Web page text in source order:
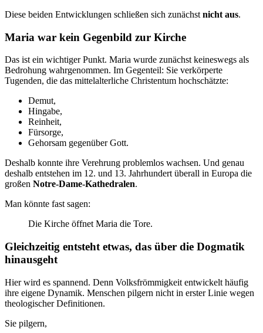
Diese beiden Entwicklungen schließen sich zunächst nicht aus.
Maria war kein Gegenbild zur Kirche
Das ist ein wichtiger Punkt. Maria wurde zunächst keineswegs als
Bedrohung wahrgenommen. Im Gegenteil: Sie verkörperte
Tugenden, die das mittelalterliche Christentum hochschätzte:
Demut,
Hingabe,
Reinheit,
Fürsorge,
Gehorsam gegenüber Gott.
Deshalb konnte ihre Verehrung problemlos wachsen. Und genau
deshalb entstehen im 12. und 13. Jahrhundert überall in Europa die
großen Notre-Dame-Kathedralen.
Man könnte fast sagen:
Die Kirche öffnet Maria die Tore.
Gleichzeitig entsteht etwas, das über die Dogmatik
hinausgeht
Hier wird es spannend. Denn Volksfrömmigkeit entwickelt häufig
ihre eigene Dynamik. Menschen pilgern nicht in erster Linie wegen
theologischer Definitionen.
Sie pilgern,